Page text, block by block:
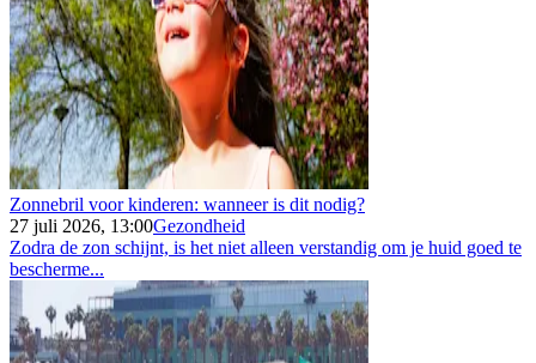
Zonnebril voor kinderen: wanneer is dit nodig?
27 juli 2026, 13:00Gezondheid
Zodra de zon schijnt, is het niet alleen verstandig om je huid goed te
bescherme...